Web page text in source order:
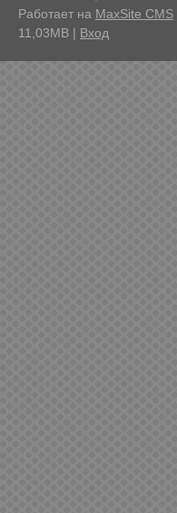
Работает на MaxSite CMS
11,03MB | Вход